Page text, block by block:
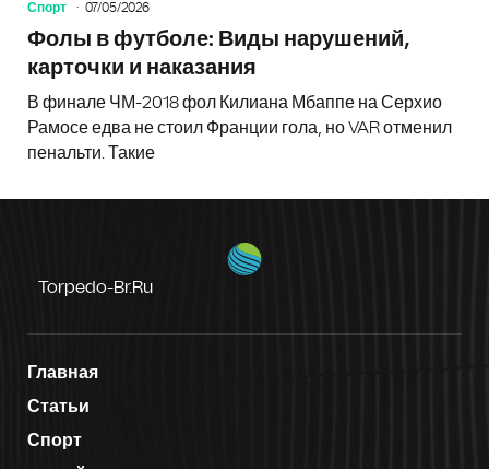
Спорт 07/05/2026
Фолы в футболе: Виды нарушений,
карточки и наказания
В финале ЧМ-2018 фол Килиана Мбаппе на Серхио
Рамосе едва не стоил Франции гола, но VAR отменил
пенальти. Такие
Torpedo-Br.ru
Главная
Статьи
Спорт